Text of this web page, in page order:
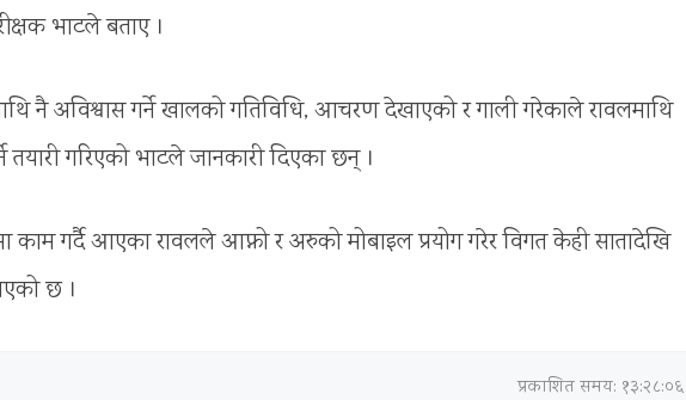
भाटले बताए ।
नै अविश्वास गर्ने खालको गतिविधि, आचरण देखाएको र गाली गरेकाले रावलमाथि
तयारी गरिएको भाटले जानकारी दिएका छन् ।
काम गर्दै आएका रावलले आफ्नो र अरुको मोबाइल प्रयोग गरेर विगत केही सातादेखि
छ ।
प्रकाशित समय: १३:२८:०६